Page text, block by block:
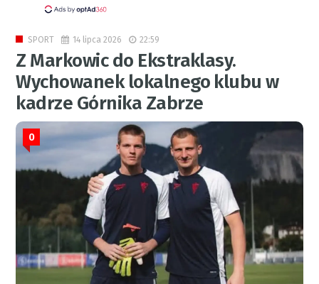
SPORT 14 lipca 2026 22:59
Z Markowic do Ekstraklasy.
Wychowanek lokalnego klubu w
kadrze Górnika Zabrze
0